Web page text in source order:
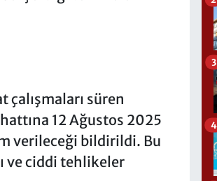
çalışmaları süren
12 Ağustos 2025
verileceği bildirildi. Bu
ve ciddi tehlikeler
3
4